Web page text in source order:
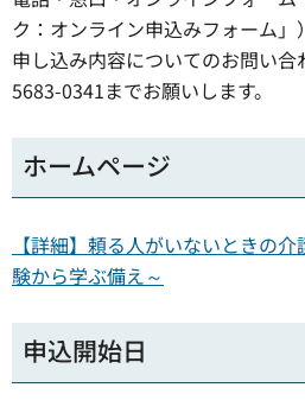
ク：オンライン申込みフォーム」
申し込み内容についてのお問い
5683-0341までお願いします。
ホームページ
【詳細】頼る人がいないときの
験から学ぶ備え～
申込開始日